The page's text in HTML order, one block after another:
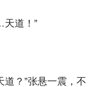
道！”
？”张悬一震，不